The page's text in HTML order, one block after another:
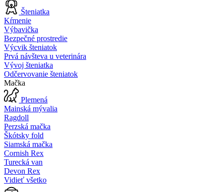
Šteniatka
Kŕmenie
Výbavička
Bezpečné prostredie
Výcvik šteniatok
Prvá návšteva u veterinára
Vývoj šteniatka
Odčervovanie šteniatok
Mačka
Plemená
Mainská mývalia
Ragdoll
Perzská mačka
Škótsky fold
Siamská mačka
Cornish Rex
Turecká van
Devon Rex
Vidieť všetko